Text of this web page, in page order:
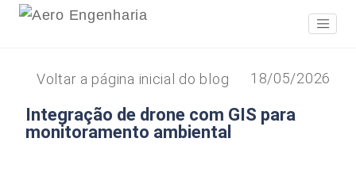
18/05/2026
Voltar a página inicial do blog
Integração de drone com GIS para
monitoramento ambiental